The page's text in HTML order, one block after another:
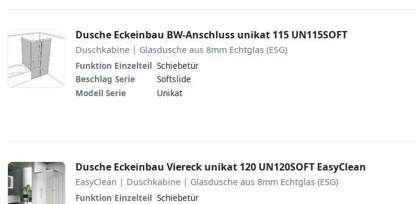
Dusche Eckeinbau BW-Anschluss unikat 115 UN115SOFT
Duschkabine | Glasdusche aus 8mm Echtglas (ESG)
Funktion Einzelteil Schiebetür
Beschlag Serie
Softslide
Modell Serie
Unikat
Dusche Eckeinbau Viereck unikat 120 UN120SOFT EasyClean
EasyClean | Duschkabine | Glasdusche aus 8mm Echtglas (ESG)
Funktion Einzelteil Schiebetür